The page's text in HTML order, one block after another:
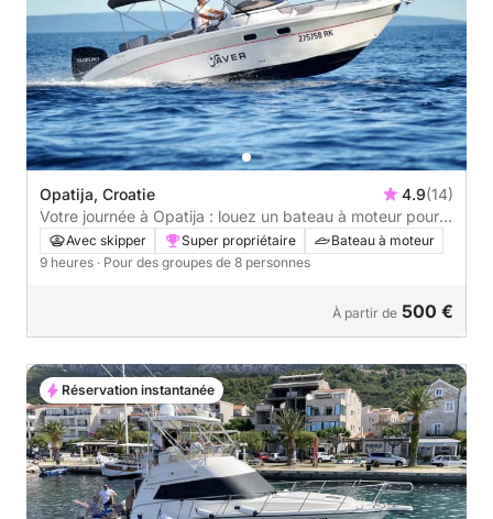
Opatija, Croatie 4.9(14)
Votre journée à Opatija : louez un bateau à moteur pour
une journée complète de découverte.
Avec skipper Super propriétaire
Bateau à moteur
9 heures · Pour des groupes de 8 personnes
À partir de 500 €
Réservation instantanée